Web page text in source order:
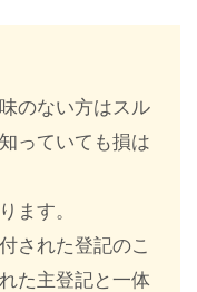
のない方はスル
っていても損は
ます。
された登記のこ
た主登記と一体